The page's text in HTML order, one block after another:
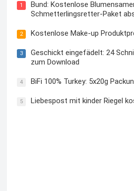
1
Bund: Kostenlose
Schmetterlingsretter-Paket
2 Kostenlose Make-up
3
Geschickt eingefädelt: 24
zum Download
4 BiFi 100% Turkey: 5x20g
5 Liebespost mit kinder Riegel